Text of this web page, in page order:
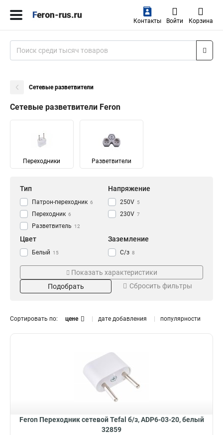
Контакты Войти Корзина
Сетевые разветвители
Сетевые разветвители Feron
Переходники Разветвители
Тип
Патрон-переходник 6
Переходник 6
Разветвитель 12
Напряжение
250V 5
230V 7
Цвет
Белый 15
Металлик 1
Белый/серый 3
Черный 4
Заземление
С/з 8
Б/з 8
ABS
Термопластик
Пластик
Кол-во мест
16А
Показать характеристики
Подобрать
Сбросить фильтры
Сортировать по: цене дате добавления популярности
Feron Переходник сетевой Tefal б/з, ADP6-03-20, белый
32859